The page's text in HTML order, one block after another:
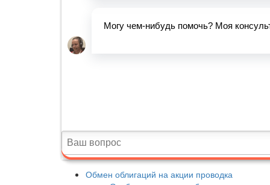
Обмен облигаций на акции проводка